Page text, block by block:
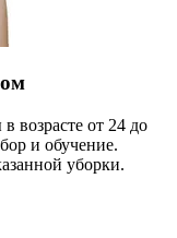
от 24 до
и обучение.
уборки.